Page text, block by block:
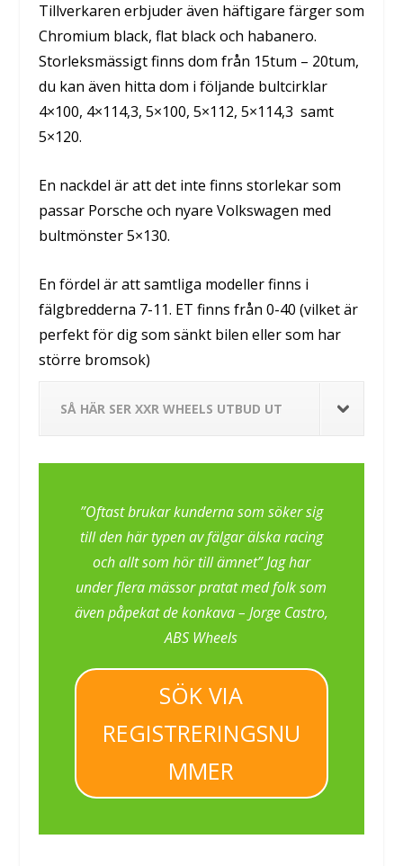
Tillverkaren erbjuder även häftigare färger som
Chromium black, flat black och habanero.
Storleksmässigt finns dom från 15tum – 20tum,
du kan även hitta dom i följande bultcirklar
4×100, 4×114,3, 5×100, 5×112, 5×114,3 samt
5×120.
En nackdel är att det inte finns storlekar som
passar Porsche och nyare Volkswagen med
bultmönster 5×130.
En fördel är att samtliga modeller finns i
fälgbredderna 7-11. ET finns från 0-40 (vilket är
perfekt för dig som sänkt bilen eller som har
större bromsok)
SÅ HÄR SER XXR WHEELS UTBUD UT
”Oftast brukar kunderna som söker sig
till den här typen av fälgar älska racing
och allt som hör till ämnet” Jag har
under flera mässor pratat med folk som
även påpekat de konkava – Jorge Castro,
ABS Wheels
SÖK VIA
REGISTRERINGSNU
MMER